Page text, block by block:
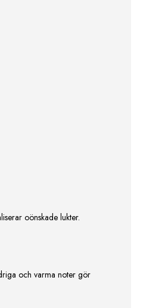
oönskade lukter.
och varma noter gör